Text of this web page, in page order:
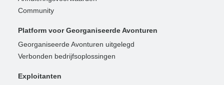
Community
Platform voor Georganiseerde Avonturen
Georganiseerde Avonturen uitgelegd
Verbonden bedrijfsoplossingen
Exploitanten